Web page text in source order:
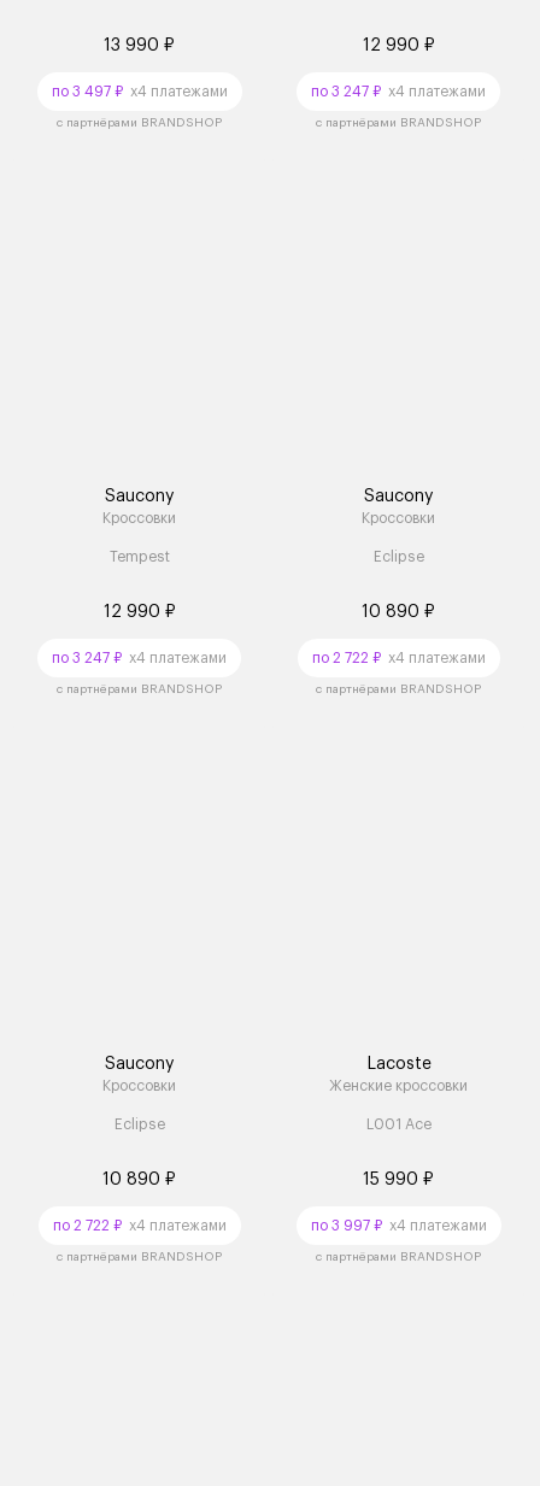
13 990 ₽
по 3 497 ₽x4 платежами
с партнёрами BRANDSHOP
12 990 ₽
по 3 247 ₽ x4 платежами
с партнёрами BRANDSHOP
Saucony
Кроссовки
Tempest
12 990 ₽
по 3 247 ₽ x4 платежами
с партнёрами BRANDSHOP
Saucony
Кроссовки
Eclipse
10 890 ₽
по 2 722 ₽x4 платежами
с партнёрами BRANDSHOP
Saucony
Кроссовки
Eclipse
10 890 ₽
по 2 722 ₽x4 платежами
с партнёрами BRANDSHOP
Lacoste
Женские кроссовки
L001 Ace
15 990 ₽
по 3 997 ₽x4 платежами
с партнёрами BRANDSHOP